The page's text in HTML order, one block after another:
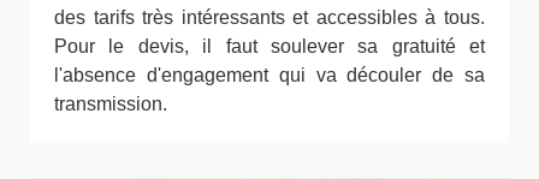
des tarifs très intéressants et accessibles à tous.
Pour le devis, il faut soulever sa gratuité et
l'absence d'engagement qui va découler de sa
transmission.